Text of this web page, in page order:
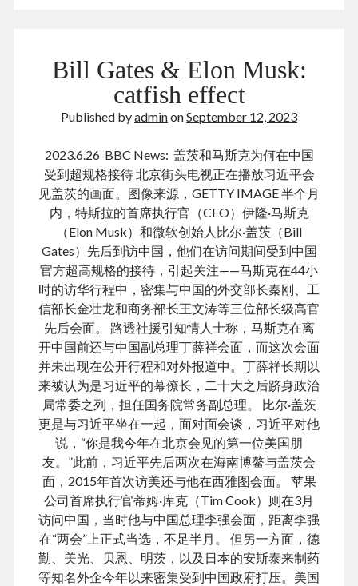
May 2022
March 2022
December 2021
November 2021
October 2021
September 2021
August 2021
July 2021
June 2021
May 2021
April 2021
March 2021
February 2021
January 2021
December 2020
November 2020
October 2020
September 2020
August 2020
July 2020
June 2020
May 2020
April 2020
March 2020
January 2020
era
美
新
代
正
确
相
处
之
道
Bill Gates & Elon Musk:
catfish effect
Published byadminonSeptember 12, 2023
2023.6.26 BBC News: 盖茨和马斯克为何在中国
受到超规格接待 北京街头电视正在播放习近平会
见盖茨的画面。图像来源，GETTY IMAGE 半个月
内，特斯拉的首席执行官（CEO）伊隆·马斯克
（Elon Musk）和微软创始人比尔·盖茨（Bill
Gates）先后到访中国，他们在访问期间受到中国
官方超高规格的接待，引起关注——马斯克在44小
时的访华行程中，密集与中国的外交部长秦刚、工
信部长金壮龙和商务部长王文涛等三位部长级高官
先后会面。 路透社援引知情人士称，马斯克在离
开中国前还与中国副总理丁薛祥会面，而这次会面
并未出现在公开行程和对外报道中。丁薛祥长期以
来被认为是习近平的幕僚长，二十大之后跻身政治
局常委之列，担任国务院常务副总理。 比尔·盖茨
更是与习近平坐在一起，面对面会谈，习近平对他
说，“你是我今年在北京会见的第一位美国朋
友。”此前，习近平先后两次在海南博鳌与盖茨会
面，2015年首次访美还与他在西雅图会面。 苹果
公司首席执行官蒂姆·库克（Tim Cook）则在3月
访问中国，当时他与中国总理李强会面，距离李强
在“两会”上正式当选，不足半月。 但另一方面，德
勤、美光、贝恩、明茨，以及日本的安斯泰来制药
等知名外企今年以来密集受到中国政府打压。美国